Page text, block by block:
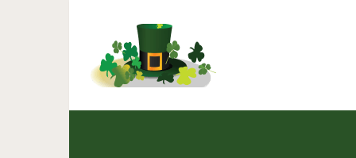
Готовлю их часто вместо